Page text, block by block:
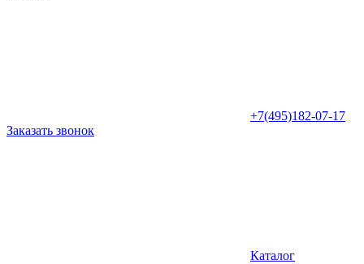
+7(495)182-07-17
Заказать звонок
Каталог